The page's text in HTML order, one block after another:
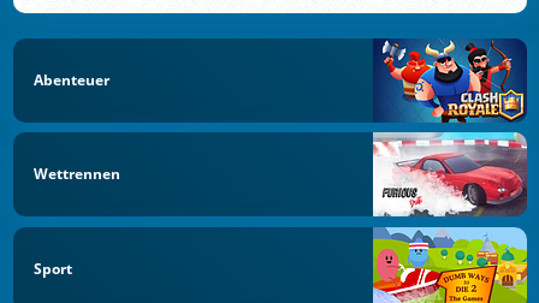
Abenteuer
Wettrennen
Sport